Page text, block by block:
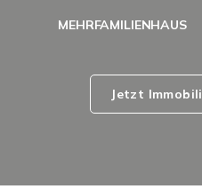
MEHRFAMILIENHAUS
Jetzt